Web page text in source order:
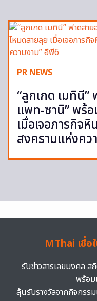
PR NEWS
“ลูกเกด เมทินี”
แพท-ซานิ” พร้
เมื่อเจอภารกิจ
สงครามแห่งคว
MThai เชื่อ
รับข่าวสารเลขมงคล ส
พร้อม
ลุ้นรับรางวัลจากกิจกรร